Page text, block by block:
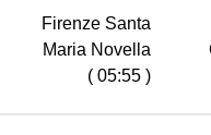
Firenze Santa
Maria Novella
( 05:55 )